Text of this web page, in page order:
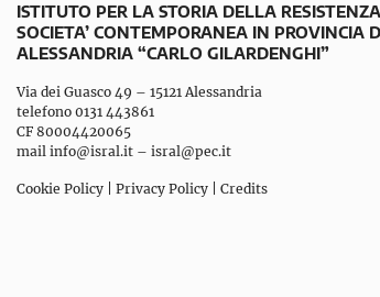
ISTITUTO PER LA STORIA DELLA
SOCIETA’ CONTEMPORANEA IN PROVINCIA
ALESSANDRIA “CARLO GILARDENGHI”
Via dei Guasco 49 – 15121 Alessandria
telefono 0131 443861
CF 80004420065
mail info@isral.it – isral@pec.it
Cookie Policy Privacy Policy Credits